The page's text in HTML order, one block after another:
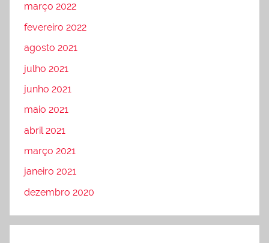
março 2022
fevereiro 2022
agosto 2021
julho 2021
junho 2021
maio 2021
abril 2021
março 2021
janeiro 2021
dezembro 2020